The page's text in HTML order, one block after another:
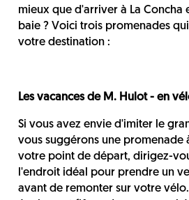
mieux que d'arriver à La Concha
baie ? Voici trois promenades
votre destination :
Les vacances de M. Hulot - en
Si vous avez envie d'imiter le
vous suggérons une promenade
votre point de départ, dirigez-
l'endroit idéal pour prendre un
avant de remonter sur votre